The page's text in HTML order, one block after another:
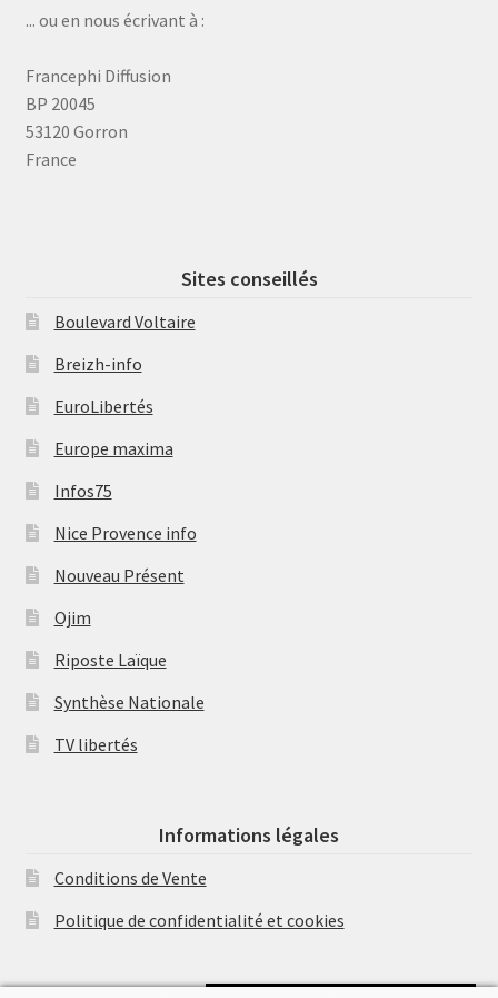
... ou en nous écrivant à :
Francephi Diffusion
BP 20045
53120 Gorron
France
Sites conseillés
Boulevard Voltaire
Breizh-info
EuroLibertés
Europe maxima
Infos75
Nice Provence info
Nouveau Présent
Ojim
Riposte Laïque
Synthèse Nationale
TV libertés
Informations légales
Conditions de Vente
Politique de confidentialité et cookies